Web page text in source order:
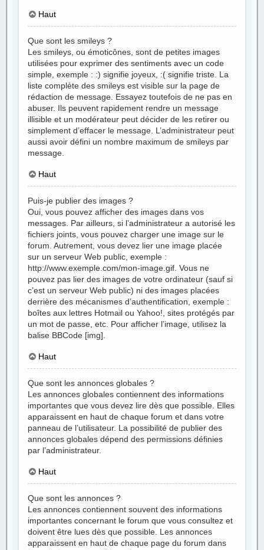
Haut
Que sont les smileys ?
Les smileys, ou émoticônes, sont de petites images
utilisées pour exprimer des sentiments avec un code
simple, exemple : :) signifie joyeux, :( signifie triste. La
liste complète des smileys est visible sur la page de
rédaction de message. Essayez toutefois de ne pas en
abuser. Ils peuvent rapidement rendre un message
illisible et un modérateur peut décider de les retirer ou
simplement d’effacer le message. L’administrateur peut
aussi avoir défini un nombre maximum de smileys par
message.
Haut
Puis-je publier des images ?
Oui, vous pouvez afficher des images dans vos
messages. Par ailleurs, si l’administrateur a autorisé les
fichiers joints, vous pouvez charger une image sur le
forum. Autrement, vous devez lier une image placée
sur un serveur Web public, exemple :
http://www.exemple.com/mon-image.gif. Vous ne
pouvez pas lier des images de votre ordinateur (sauf si
c’est un serveur Web public) ni des images placées
derrière des mécanismes d’authentification, exemple :
boîtes aux lettres Hotmail ou Yahoo!, sites protégés par
un mot de passe, etc. Pour afficher l’image, utilisez la
balise BBCode [img].
Haut
Que sont les annonces globales ?
Les annonces globales contiennent des informations
importantes que vous devez lire dès que possible. Elles
apparaissent en haut de chaque forum et dans votre
panneau de l’utilisateur. La possibilité de publier des
annonces globales dépend des permissions définies
par l’administrateur.
Haut
Que sont les annonces ?
Les annonces contiennent souvent des informations
importantes concernant le forum que vous consultez et
doivent être lues dès que possible. Les annonces
apparaissent en haut de chaque page du forum dans